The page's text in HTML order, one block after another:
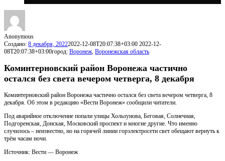
Anonymous
Создано: 8 декабря, 20222022-12-08T20:07:38+03:00 2022-12-
08T20:07:38+03:00город: Воронеж, Воронежская область
Коминтерновский район Воронежа частично
остался без света вечером четверга, 8 декабря
Коминтерновский район Воронежа частично остался без света вечером четверга, 8
декабря. Об этом в редакцию «Вести Воронеж» сообщили читатели.
Под аварийное отключение попали улицы Хользунова, Беговая, Солнечная,
Подгоренская, Донская, Московский проспект и многие другие. Что именно
случилось – неизвестно, но на горячей линии горэлектросети свет обещают вернуть к
трём часам ночи.
Источник: Вести — Воронеж